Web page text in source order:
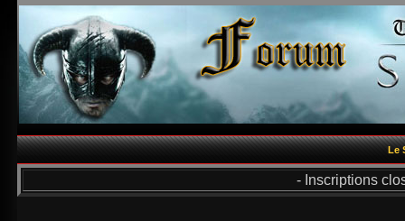
Le
- Inscriptions